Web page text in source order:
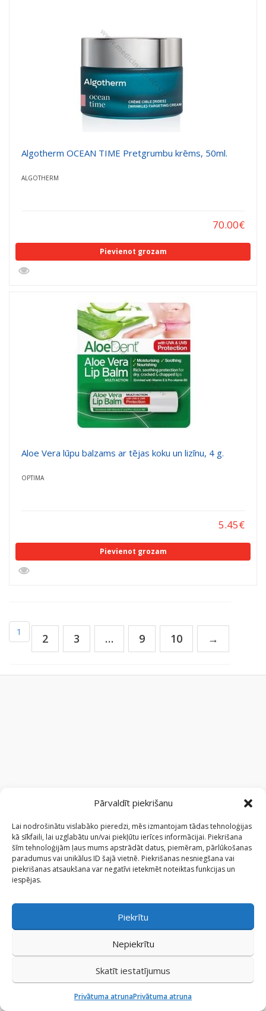
Pārvaldīt piekrišanu
Lai nodrošinātu vislabāko pieredzi, mēs izmantojam tādas tehnoloģijas
kā sīkfaili, lai uzglabātu un/vai piekļūtu ierīces informācijai. Piekrišana
šīm tehnoloģijām ļaus mums apstrādāt datus, piemēram, pārlūkošanas
paradumus vai unikālus ID šajā vietnē. Piekrišanas nesniegšana vai
piekrišanas atsaukšana var negatīvi ietekmēt noteiktas funkcijas un
iespējas.
Piekrītu
Nepiekrītu
Skatīt iestatījumus
Privātuma atrunaPrivātuma atruna
Algotherm OCEAN TIME Pretgrumbu krēms, 50ml.
ALGOTHERM
70.00€
Pievienot grozam
Aloe Vera lūpu balzams ar tējas koku un lizīnu, 4 g.
OPTIMA
5.45€
Pievienot grozam
1 2 3 … 9 10 →
SIA “MEDILINK” Reg. Nr.: 40003996045
Višķu iela 2 k-1, Rīga, LV-1063
darba laiks
P-Pk: 9-17
tālrunis
+371 22009125
e-pasts
veikals@medilink.lv